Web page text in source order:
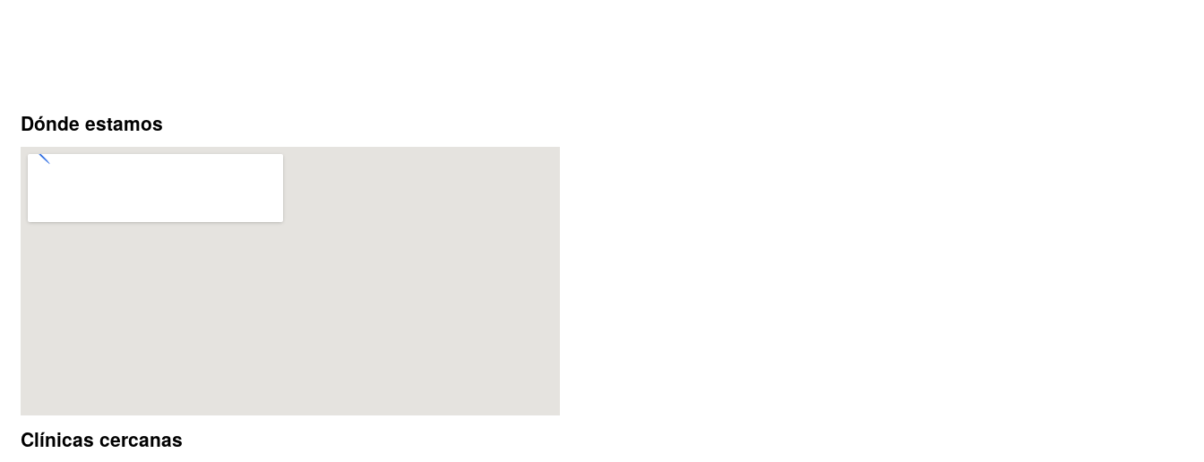
Dónde estamos
Clínicas cercanas